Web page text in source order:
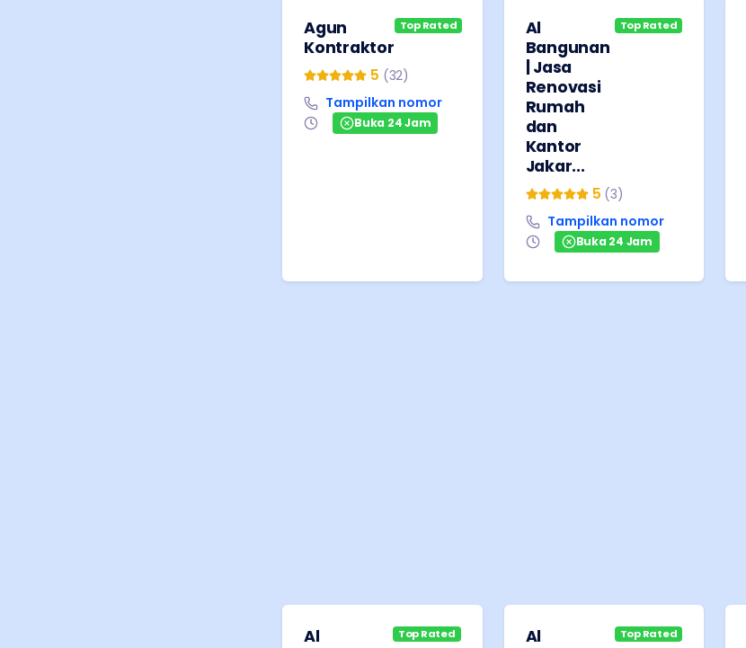
Agun
Kontraktor
Top Rated
5 (32)
Tampilkan nomor
Buka 24 Jam
Al
Bangunan
| Jasa
Renovasi
Rumah
dan
Kantor
Jakar...
Top Rated
5 (3)
Tampilkan nomor
Buka 24 Jam
Al
Top Rated
Al
Top Rated